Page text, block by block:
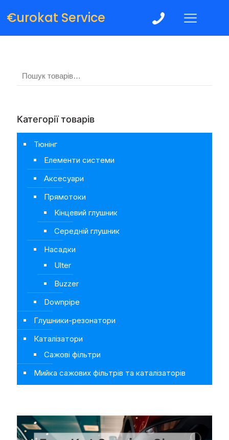
€urokat Service
Категорії товарів
Тюнінг
Елементи системи
Аксесуари
Прямотоки
Кінцевий глушник
Середній глушник
Насадки
Ulter
Buzzer
Downpipe
Глушники-резонатори
Каталізатори
Сажові фільтри
Мийка сажових фільтрів та каталізаторів